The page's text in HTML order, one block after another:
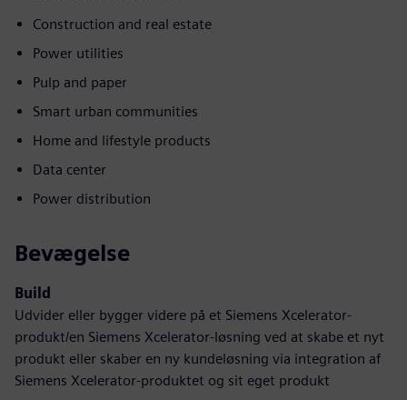
Construction and real estate
Power utilities
Pulp and paper
Smart urban communities
Home and lifestyle products
Data center
Power distribution
Bevægelse
Build
Udvider eller bygger videre på et Siemens Xcelerator-
produkt/en Siemens Xcelerator-løsning ved at skabe et nyt
produkt eller skaber en ny kundeløsning via integration af
Siemens Xcelerator-produktet og sit eget produkt